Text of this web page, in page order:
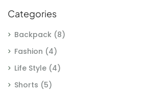
Categories
Backpack (8)
Fashion (4)
Life Style (4)
Shorts (5)